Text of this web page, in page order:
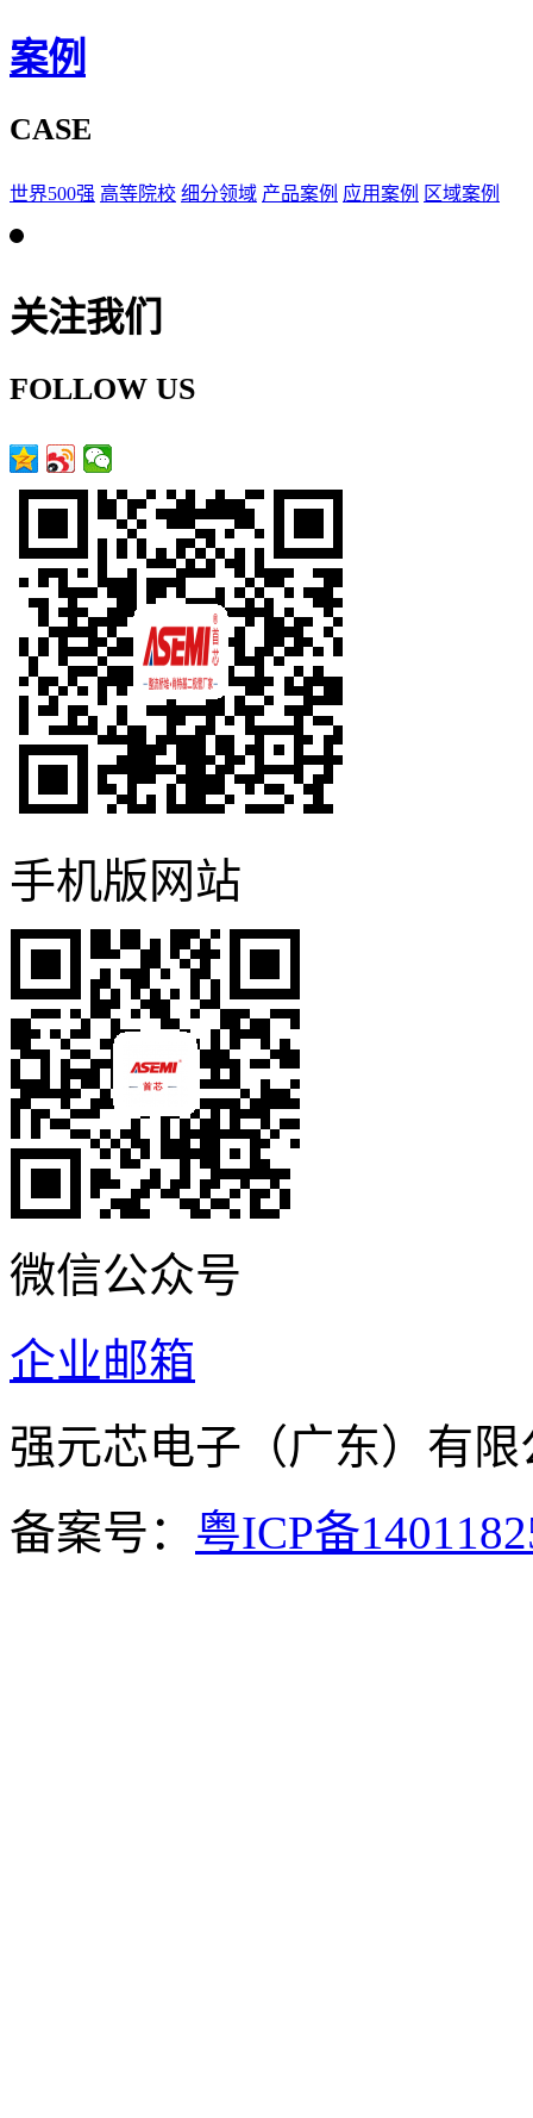
案例
CASE
世界500强 高等院校 细分领域 产品案例 应用案例 区域案例
关注我们
FOLLOW US
手机版网站
微信公众号
企业邮箱
强元芯电子（广东）
备案号： 粤ICP备